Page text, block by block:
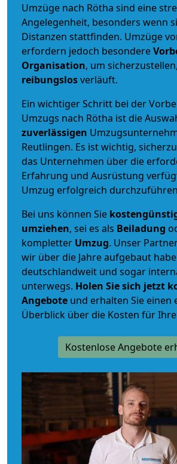
Umzüge nach Rötha sind eine
Angelegenheit, besonders wenn
Distanzen stattfinden. Umzüge
erfordern jedoch besondere
Organisation, um
reibungslosverläuft.
Ein wichtiger Schritt bei der
Umzugs nach Rötha ist die
zuverlässigen
Reutlingen. Es ist wichtig,
das Unternehmen über die
Erfahrung und Ausrüstung
Umzug erfolgreich
Bei uns können Sie
umziehen, sei es als Beiladung
kompletter Umzug. Unser
wir über die Jahre aufgebaut
deutschlandweit und sogar
unterwegs. Holen Sie sich jetzt
Angebote und erhalten Sie einen
Überblick über die Kosten für
Kostenlose Angebote